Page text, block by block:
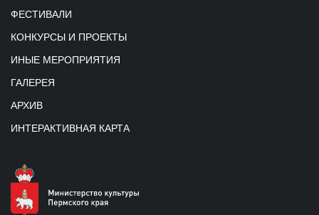
ФЕСТИВАЛИ
КОНКУРСЫ И ПРОЕКТЫ
ИНЫЕ МЕРОПРИЯТИЯ
ГАЛЕРЕЯ
АРХИВ
ИНТЕРАКТИВНАЯ КАРТА